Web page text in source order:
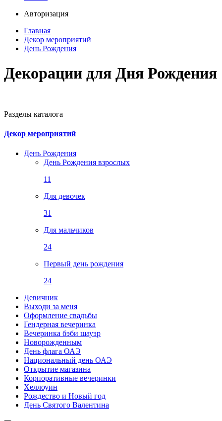
Авторизация
Главная
Декор мероприятий
День Рождения
Декорации для Дня Рождения
Разделы каталога
Декор мероприятий
День Рождения
День Рождения взрослых
11
Для девочек
31
Для мальчиков
24
Первый день рождения
24
Девичник
Выходи за меня
Оформление свадьбы
Гендерная вечеринка
Вечеринка бэби шауэр
Новорожденным
День флага ОАЭ
Национальный день ОАЭ
Открытие магазина
Корпоративные вечеринки
Хеллоуин
Рождество и Новый год
День Святого Валентина